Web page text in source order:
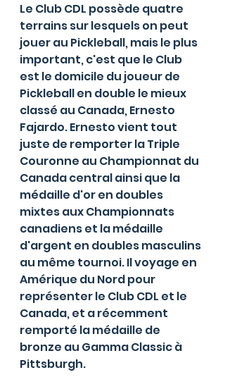
Le Club CDL possède quatre
terrains sur lesquels on peut
jouer au Pickleball, mais le plus
important, c'est que le Club
est le domicile du joueur de
Pickleball en double le mieux
classé au Canada, Ernesto
Fajardo. Ernesto vient tout
juste de remporter la Triple
Couronne au Championnat du
Canada central ainsi que la
médaille d'or en doubles
mixtes aux Championnats
canadiens et la médaille
d'argent en doubles masculins
au même tournoi. Il voyage en
Amérique du Nord pour
représenter le Club CDL et le
Canada, et a récemment
remporté la médaille de
bronze au Gamma Classic à
Pittsburgh.